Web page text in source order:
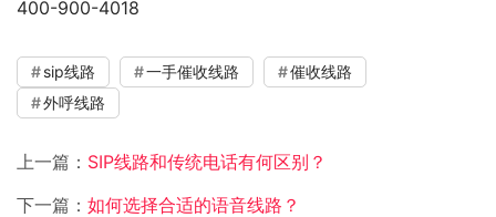
400-900-4018
sip线路 一手催收线路
催收线路
外呼线路
上一篇： SIP线路和传统电话有何区别？
下一篇： 如何选择合适的语音线路？